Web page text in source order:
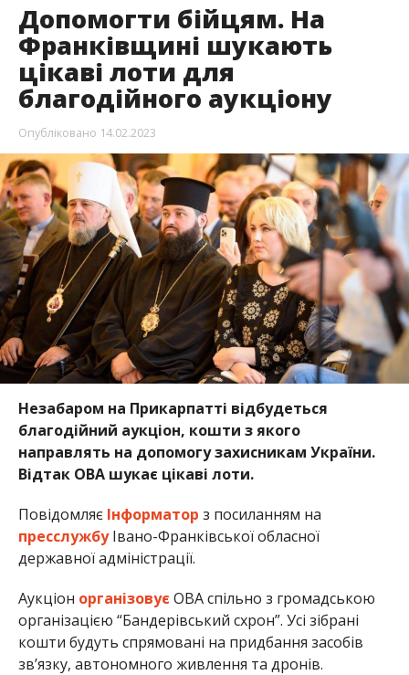
Допомогти бійцям. На
Франківщині шукають
цікаві лоти для
благодійного аукціону
Опубліковано 14.02.2023
Незабаром на Прикарпатті відбудеться
благодійний аукціон, кошти з якого
направлять на допомогу захисникам України.
Відтак ОВА шукає цікаві лоти.
Повідомляє Інформатор з посиланням на
пресслужбуІвано-Франківської обласної
державної адміністрації.
Аукціон організовує ОВА спільно з громадською
організацією “Бандерівський схрон”. Усі зібрані
кошти будуть спрямовані на придбання засобів
зв’язку, автономного живлення та дронів.